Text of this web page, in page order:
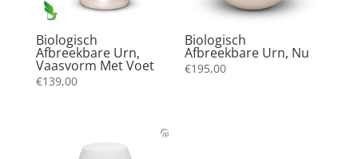
Biologisch
Afbreekbare Urn,
Vaasvorm Met Voet
€139,00
Biologisch
Afbreekbare Urn, Nu
€195,00